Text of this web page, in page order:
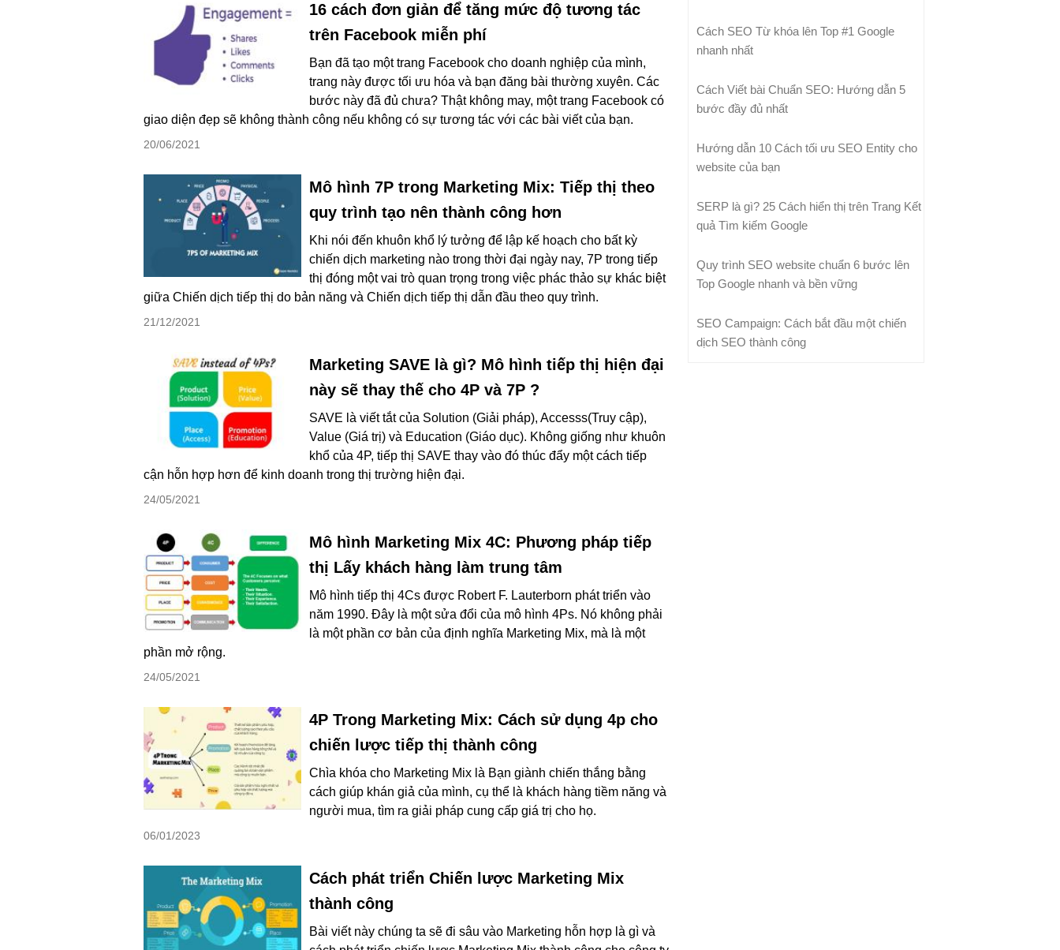
16 cách đơn giản để tăng mức độ tương tác
trên Facebook miễn phí
Bạn đã tạo một trang Facebook cho doanh nghiệp của mình,
trang này được tối ưu hóa và bạn đăng bài thường xuyên. Các
bước này đã đủ chưa? Thật không may, một trang Facebook có
giao diện đẹp sẽ không thành công nếu không có sự tương tác với các bài viết của bạn.
20/06/2021
Mô hình 7P trong Marketing Mix: Tiếp thị theo
quy trình tạo nên thành công hơn
Khi nói đến khuôn khổ lý tưởng để lập kế hoạch cho bất kỳ
chiến dịch marketing nào trong thời đại ngày nay, 7P trong tiếp
thị đóng một vai trò quan trọng trong việc phác thảo sự khác biệt
giữa Chiến dịch tiếp thị do bản năng và Chiến dịch tiếp thị dẫn đầu theo quy trình.
21/12/2021
Marketing SAVE là gì? Mô hình tiếp thị hiện đại
này sẽ thay thế cho 4P và 7P ?
SAVE là viết tắt của Solution (Giải pháp), Accesss(Truy cập),
Value (Giá trị) và Education (Giáo dục). Không giống như khuôn
khổ của 4P, tiếp thị SAVE thay vào đó thúc đẩy một cách tiếp
cận hỗn hợp hơn để kinh doanh trong thị trường hiện đại.
24/05/2021
Mô hình Marketing Mix 4C: Phương pháp tiếp
thị Lấy khách hàng làm trung tâm
Mô hình tiếp thị 4Cs được Robert F. Lauterborn phát triển vào
năm 1990. Đây là một sửa đổi của mô hình 4Ps. Nó không phải
là một phần cơ bản của định nghĩa Marketing Mix, mà là một
phần mở rộng.
24/05/2021
4P Trong Marketing Mix: Cách sử dụng 4p cho
chiến lược tiếp thị thành công
Chìa khóa cho Marketing Mix là Bạn giành chiến thắng bằng
cách giúp khán giả của mình, cụ thể là khách hàng tiềm năng và
người mua, tìm ra giải pháp cung cấp giá trị cho họ.
06/01/2023
Cách phát triển Chiến lược Marketing Mix
thành công
Bài viết này chúng ta sẽ đi sâu vào Marketing hỗn hợp là gì và
Cách SEO Từ khóa lên Top #1 Google
nhanh nhất
Cách Viết bài Chuẩn SEO: Hướng dẫn 5
bước đầy đủ nhất
Hướng dẫn 10 Cách tối ưu SEO Entity cho
website của bạn
SERP là gì? 25 Cách hiển thị trên Trang Kết
quả Tìm kiếm Google
Quy trình SEO website chuẩn 6 bước lên
Top Google nhanh và bền vững
SEO Campaign: Cách bắt đầu một chiến
dịch SEO thành công